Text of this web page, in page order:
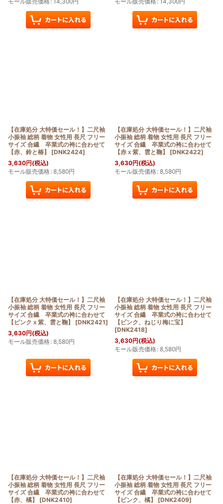
【在庫処分 大特価セール！】二尺袖
小振袖 総柄 着物 女性用 長尺 フリー
サイズ 合繊 卒業式の袴に合わせて
【赤、鈴と椿】
[DNK2424]
3,630円(税込)
モール販売価格: 8,580円
【在庫処分 大特価セール！】二尺袖
小振袖 総柄 着物 女性用 長尺 フリー
サイズ 合繊 卒業式の袴に合わせて
【赤ｘ紫、雲と鞠】
[DNK2422]
3,630円(税込)
モール販売価格: 8,580円
【在庫処分 大特価セール！】二尺袖
小振袖 総柄 着物 女性用 長尺 フリー
サイズ 合繊 卒業式の袴に合わせて
【ピンクｘ紫、雲と鞠】
[DNK2421]
3,630円(税込)
モール販売価格: 8,580円
【在庫処分 大特価セール！】二尺袖
小振袖 総柄 着物 女性用 長尺 フリー
サイズ 合繊 卒業式の袴に合わせて
【ピンク、ねじり梅に宝】
[DNK2418]
3,630円(税込)
モール販売価格: 8,580円
【在庫処分 大特価セール！】二尺袖
小振袖 総柄 着物 女性用 長尺 フリー
サイズ 合繊 卒業式の袴に合わせて
【赤、橘】
[DNK2410]
【在庫処分 大特価セール！】二尺袖
小振袖 総柄 着物 女性用 長尺 フリー
サイズ 合繊 卒業式の袴に合わせて
【ピンク、橘】
[DNK2409]